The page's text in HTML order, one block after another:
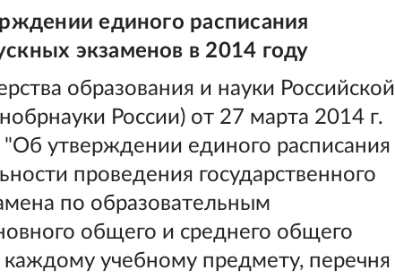
единого расписания
экзаменов в 2014 году
образования и науки Российской
России) от 27 марта 2014 г.
"Об утверждении единого расписания
проведения государственного
по образовательным
общего и среднего общего
каждому учебному предмету, перечня